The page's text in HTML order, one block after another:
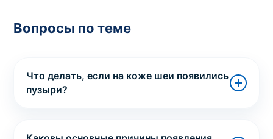
Вопросы по теме
Что делать, если на коже шеи появились
пузыри?